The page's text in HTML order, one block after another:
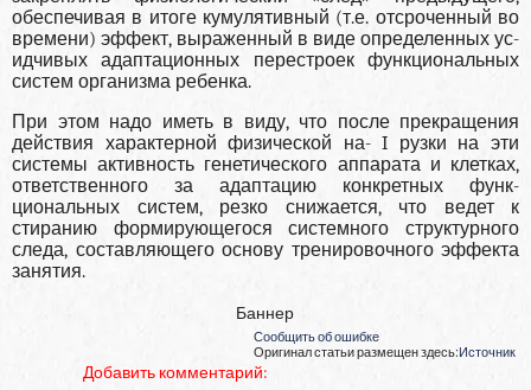
обеспечивая в итоге кумулятивный (т.е. отсроченный во
времени) эффект, выраженный в виде определенных ус­
идчивых адаптационных перестроек функциональных
систем организма ребенка.
При этом надо иметь в виду, что после прекращения
действия характерной физической на- I рузки на эти
системы активность генетического аппарата и клетках,
ответственного за адаптацию конкретных функ­
циональных систем, резко снижается, что ведет к
стиранию формирующегося системного структурного
следа, состав­ляющего основу тренировочного эффекта
занятия.
Баннер
Сообщить об ошибке
Оригинал статьи размещен здесь:Источник
Добавить комментарий: